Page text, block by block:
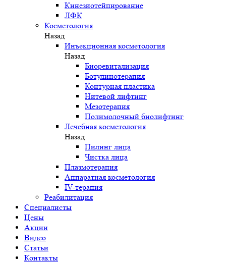
Кинезиотейпирование
ЛФК
Косметология
Назад
Инъекционная косметология
Назад
Биоревитализация
Ботулинотерапия
Контурная пластика
Нитевой лифтинг
Мезотерапия
Полимолочный биолифтинг
Лечебная косметология
Назад
Пилинг лица
Чистка лица
Плазмотерапия
Аппаратная косметология
IV-терапия
Реабилитация
Специалисты
Цены
Акции
Видео
Статьи
Контакты